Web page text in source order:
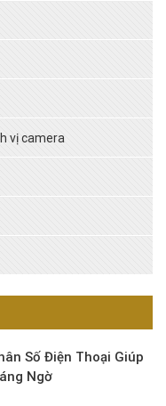
vị camera
Số Điện Thoại Giúp
Ngờ